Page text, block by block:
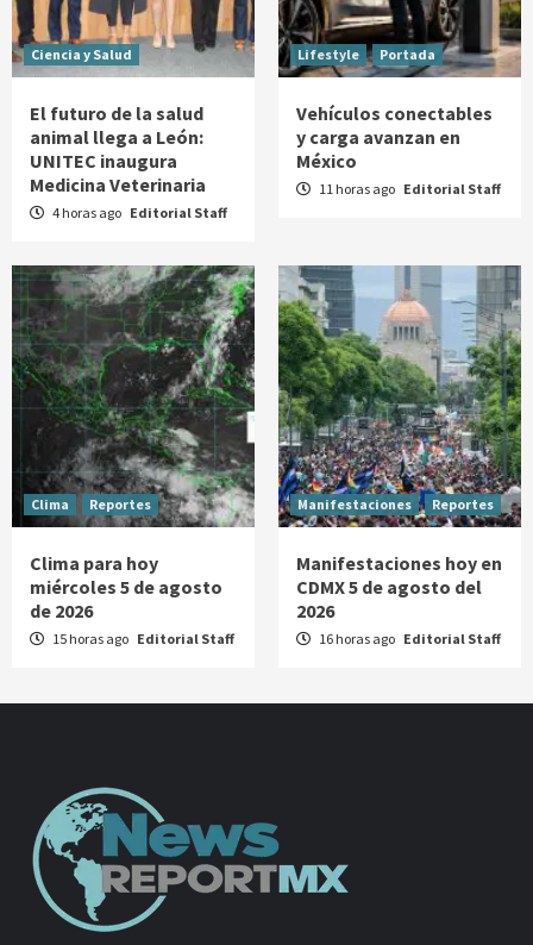
Ciencia y Salud
El futuro de la salud
animal llega a León:
UNITEC inaugura
Medicina Veterinaria
4 horas ago Editorial Staff
Lifestyle Portada
Vehículos conectables
y carga avanzan en
México
11 horas ago Editorial Staff
Clima Reportes
Clima para hoy
miércoles 5 de agosto
de 2026
15 horas ago Editorial Staff
Manifestaciones Reportes
Manifestaciones hoy en
CDMX 5 de agosto del
2026
16 horas ago Editorial Staff